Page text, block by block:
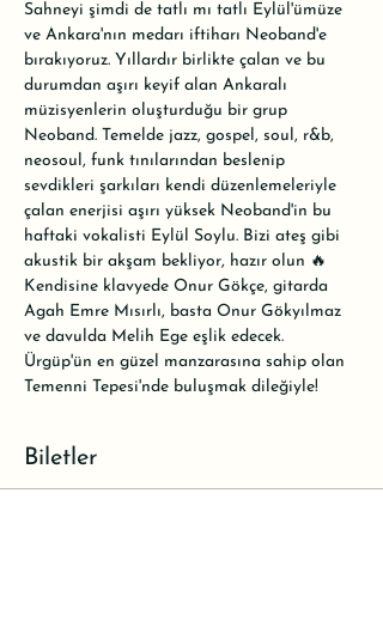
Sahneyi şimdi de tatlı mı tatlı Eylül'ümüze
ve Ankara'nın medarı iftiharı Neoband'e
bırakıyoruz. Yıllardır birlikte çalan ve bu
durumdan aşırı keyif alan Ankaralı
müzisyenlerin oluşturduğu bir grup
Neoband. Temelde jazz, gospel, soul, r&b,
neosoul, funk tınılarından beslenip
sevdikleri şarkıları kendi düzenlemeleriyle
çalan enerjisi aşırı yüksek Neoband'in bu
haftaki vokalisti Eylül Soylu. Bizi ateş gibi
akustik bir akşam bekliyor, hazır olun 🔥
Kendisine klavyede Onur Gökçe, gitarda
Agah Emre Mısırlı, basta Onur Gökyılmaz
ve davulda Melih Ege eşlik edecek.
Ürgüp'ün en güzel manzarasına sahip olan
Temenni Tepesi'nde buluşmak dileğiyle!
Biletler